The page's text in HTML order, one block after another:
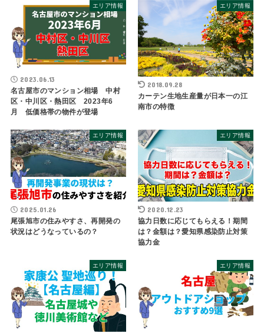
エリア情報
2023.06.13
名古屋市のマンション相場 中村
区・中川区・熱田区 2023年6
月 低価格帯の物件が登場
エリア情報
2018.09.28
カーテン生地生産量が日本一の江
南市の特徴
エリア情報
2025.01.26
尾張旭市の住みやすさ、再開発の
状況はどうなっているの？
エリア情報
2020.12.23
協力日数に応じてもらえる！期間
は？金額は？愛知県感染防止対策
協力金
エリア情報 エリア情報